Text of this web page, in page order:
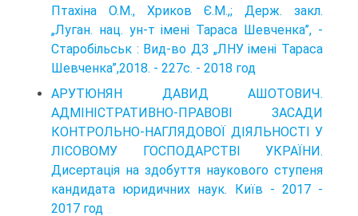
Птахіна О.M., Хриков Є.M.,; Держ. закл.
„Луган. нац. ун-т імені Тараса Шевченка”, -
Старобільськ : Вид-во ДЗ „ЛНУ імені Тараса
Шевченка”,2018. - 227с. - 2018 год
АРУТЮНЯН ДАВИД АШОТОВИЧ.
АДМІНІСТРАТИВНО-ПРАВОВІ ЗАСАДИ
КОНТРОЛЬНО-НАГЛЯДОВОЇ ДІЯЛЬНОСТІ У
ЛІСОВОМУ ГОСПОДАРСТВІ УКРАЇНИ.
Дисертація на здобуття наукового ступеня
кандидата юридичних наук. Київ - 2017 -
2017 год